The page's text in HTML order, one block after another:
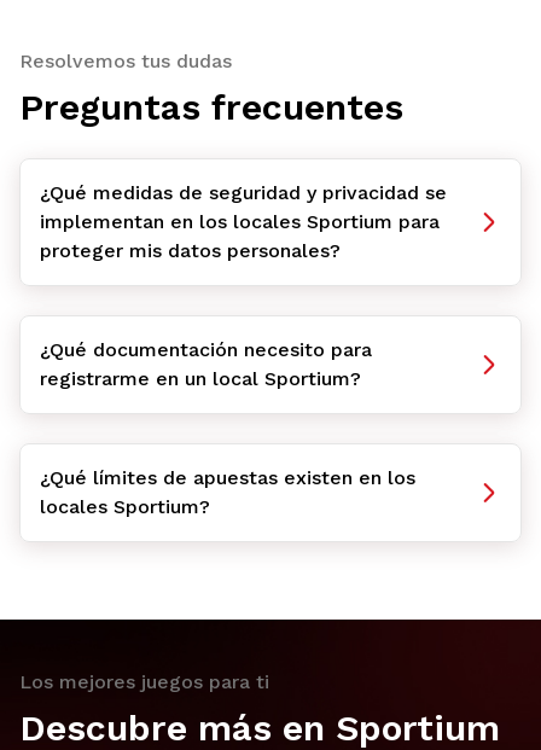
Resolvemos tus dudas
Preguntas frecuentes
¿Qué medidas de seguridad y privacidad se
implementan en los locales Sportium para
proteger mis datos personales?
¿Qué documentación necesito para
registrarme en un local Sportium?
¿Qué límites de apuestas existen en los
locales Sportium?
Los mejores juegos para ti
Descubre más en Sportium